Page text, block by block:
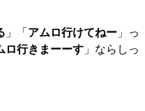
」「 アムロ行けてねー 」っ
ロ行きまーーす 」ならしっ